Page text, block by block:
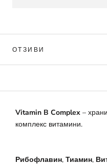
ОТЗИВИ
Vitamin B Complex –
комплекс витамини.
Рибофлавин, Тиамин,